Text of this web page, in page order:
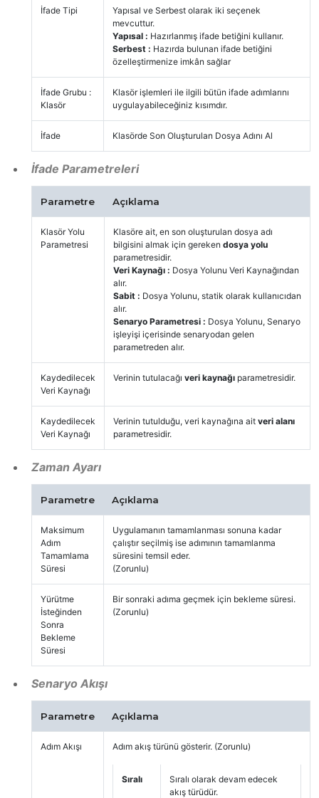
İfade Tipi
Yapısal ve Serbest olarak iki seçenek
mevcuttur.
Yapısal : Hazırlanmış ifade betiğini kullanır.
Serbest : Hazırda bulunan ifade betiğini
özelleştirmenize imkân sağlar
İfade Grubu :
Klasör
Klasör işlemleri ile ilgili bütün ifade adımlarını
uygulayabileceğiniz kısımdır.
İfade Klasörde Son Oluşturulan Dosya Adını Al
İfade Parametreleri
Parametre Açıklama
Klasör Yolu
Parametresi
Klasöre ait, en son oluşturulan dosya adı
bilgisini almak için gereken dosya yolu
parametresidir.
Veri Kaynağı : Dosya Yolunu Veri Kaynağından
alır.
Sabit : Dosya Yolunu, statik olarak kullanıcıdan
alır.
Senaryo Parametresi : Dosya Yolunu, Senaryo
işleyişi içerisinde senaryodan gelen
parametreden alır.
Kaydedilecek
Veri Kaynağı
Verinin tutulacağı veri kaynağı parametresidir.
Kaydedilecek
Veri Kaynağı
Verinin tutulduğu, veri kaynağına ait veri alanı
parametresidir.
Zaman Ayarı
Parametre Açıklama
Maksimum
Adım
Tamamlama
Süresi
Uygulamanın tamamlanması sonuna kadar
çalıştır seçilmiş ise adımının tamamlanma
süresini temsil eder.
(Zorunlu)
Yürütme
İsteğinden
Sonra
Bekleme
Süresi
Bir sonraki adıma geçmek için bekleme süresi.
(Zorunlu)
Senaryo Akışı
Parametre Açıklama
Adım Akışı Adım akış türünü gösterir. (Zorunlu)
Sıralı
Sıralı olarak devam edecek
akış türüdür.